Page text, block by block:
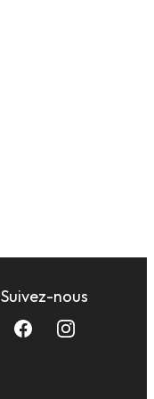
Suivez-nous